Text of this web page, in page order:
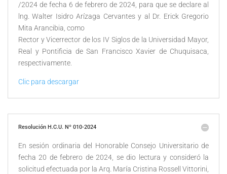
/2024 de fecha 6 de febrero de 2024, para que se declare al
lng. Walter Isidro Arízaga Cervantes y al Dr. Erick Gregorio
Mita Arancibia, como
Rector y Vicerrector de los IV Siglos de la Universidad Mayor,
Real y Pontificia de San Francisco Xavier de Chuquisaca,
respectivamente.
Clic para descargar
Resolución H.C.U. Nº 010-2024
En sesión ordinaria del Honorable Consejo Universitario de
fecha 20 de febrero de 2024, se dio lectura y consideró la
solicitud efectuada por la Arq. María Cristina Rossell Vittorini,